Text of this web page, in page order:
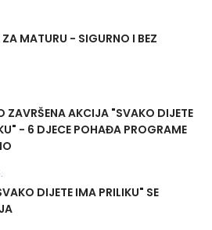
ZA MATURU - SIGURNO I BEZ
ZAVRŠENA AKCIJA "SVAKO DIJETE
- 6 DJECE POHAĐA PROGRAME
DIJETE IMA PRILIKU" SE